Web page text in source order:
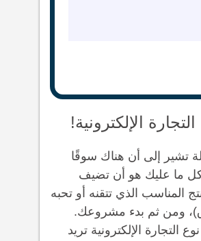
الإلكترونية!
تشير إلى أن هناك سوقًا
كل ما عليك هو أن تضيف
المناسب الذي تتقنه أو تحبه
ومن ثم بدء مشروعك.
التجارة الإلكترونية تريد